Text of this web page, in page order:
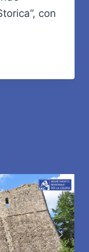
con